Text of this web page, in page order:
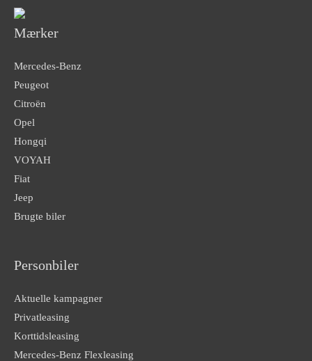
Mærker
Mercedes-Benz
Peugeot
Citroën
Opel
Hongqi
VOYAH
Fiat
Jeep
Brugte biler
Personbiler
Aktuelle kampagner
Privatleasing
Korttidsleasing
Mercedes-Benz Flexleasing